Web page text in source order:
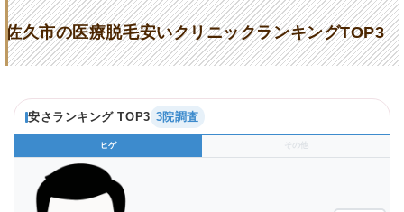
佐久市の医療脱毛安いクリニックランキングTOP3
安さランキング TOP3 3院調査
ヒゲ その他